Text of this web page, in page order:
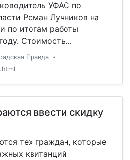
УФАС по
Роман Лучников на
по итогам работы
Стоимость
в Волгограде и области
10,4 руб. за штуку. Цены
Правда •
ввести скидку
тех граждан, которые
квитанций